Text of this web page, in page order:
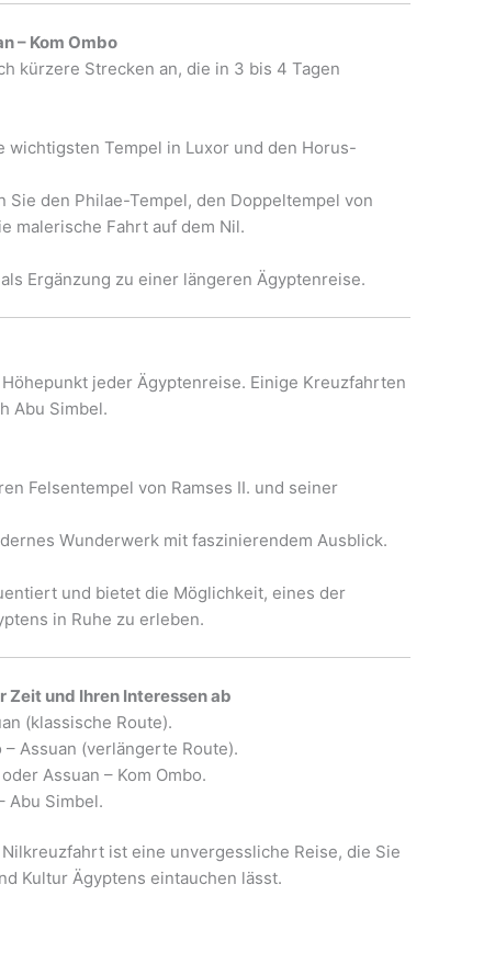
– Kom Ombo
kürzere Strecken an, die in 3 bis 4 Tagen
wichtigsten Tempel in Luxor und den Horus-
Sie den Philae-Tempel, den Doppeltempel von
malerische Fahrt auf dem Nil.
Ergänzung zu einer längeren Ägyptenreise.
jeder Ägyptenreise. Einige Kreuzfahrten
Abu Simbel.
Felsentempel von Ramses II. und seiner
Wunderwerk mit faszinierendem Ausblick.
und bietet die Möglichkeit, eines der
in Ruhe zu erleben.
Zeit und Ihren Interessen ab
(klassische Route).
– Assuan (verlängerte Route).
Assuan – Kom Ombo.
Abu Simbel.
ist eine unvergessliche Reise, die Sie
Kultur Ägyptens eintauchen lässt.